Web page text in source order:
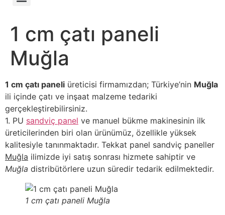
1 cm çatı paneli
Muğla
1 cm çatı paneli üreticisi firmamızdan; Türkiye’nin Muğla
ili içinde çatı ve inşaat malzeme tedariki
gerçekleştirebilirsiniz.
1. PU sandviç panel ve manuel bükme makinesinin ilk
üreticilerinden biri olan ürünümüz, özellikle yüksek
kalitesiyle tanınmaktadır. Tekkat panel sandviç paneller
Muğla ilimizde iyi satış sonrası hizmete sahiptir ve
Muğla distribütörlere uzun süredir tedarik edilmektedir.
1 cm çatı paneli Muğla